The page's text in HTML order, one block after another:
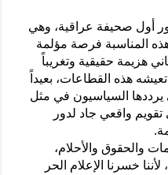
أول صحيفة عراقية، وهي
واليوم أجد هذه المناسبة فرصة مؤلمة
هزيمة حقيقية وتغريباً
هذه القطاعات، بعيداً
يرددها السياسيون في مثل
واقعي جاد لدور
والحقوق والأحلام،
خسرنا الإعلام الحر